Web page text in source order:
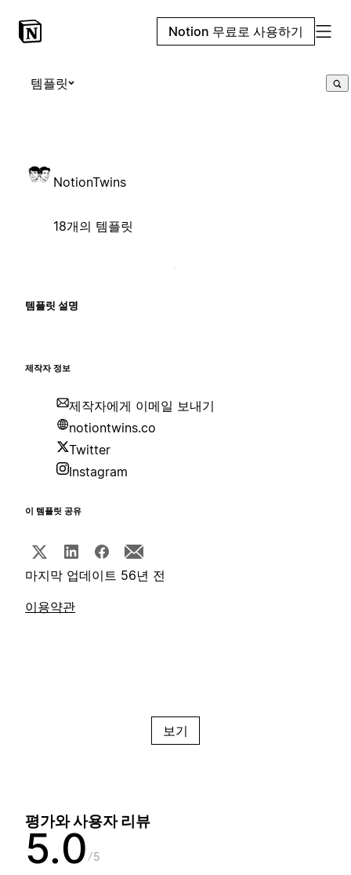
Notion 무료로 사용하기
템플릿
NotionTwins
18개의 템플릿
템플릿 설명
제작자 정보
제작자에게 이메일 보내기
notiontwins.co
Twitter
Instagram
이 템플릿 공유
마지막 업데이트 56년 전
이용약관
보기
평가와 사용자 리뷰
5.0 5